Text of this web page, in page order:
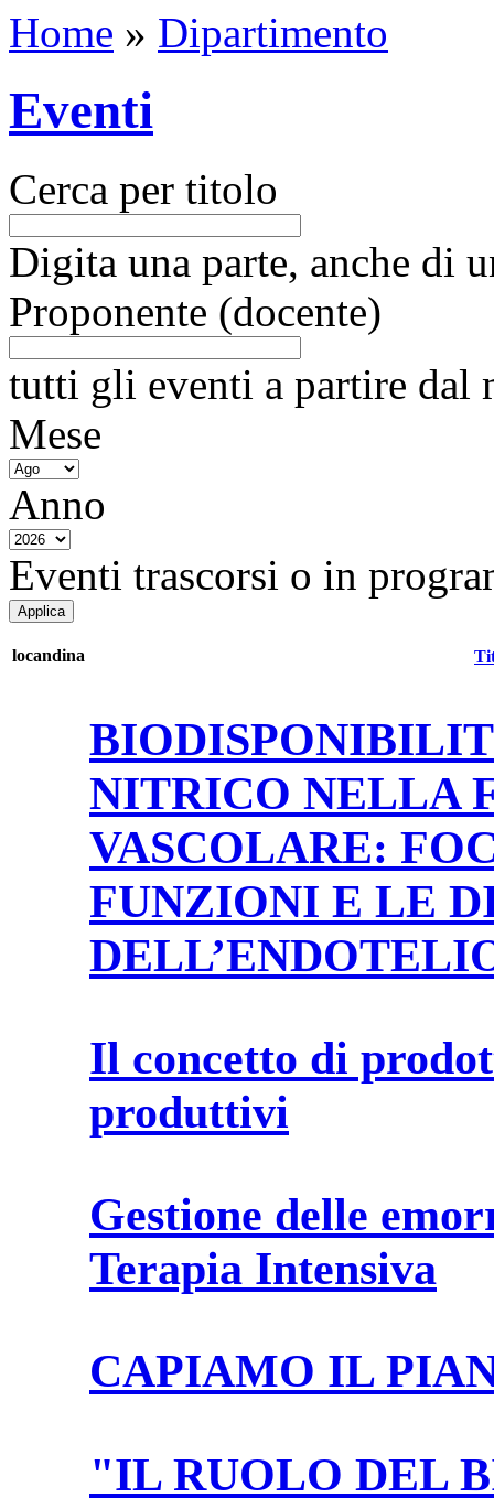
Home » Dipartimento
Eventi
Cerca per titolo
Digita una parte, anche di
Proponente (docente)
tutti gli eventi a partire dal
Mese
Anno
Eventi trascorsi o in
locandina
NITRICO NELLA
VASCOLARE:
FUNZIONI E LE
Il concetto di
produttivi
Gestione delle
Terapia Intensiva
CAPIAMO IL
"IL RUOLO DEL